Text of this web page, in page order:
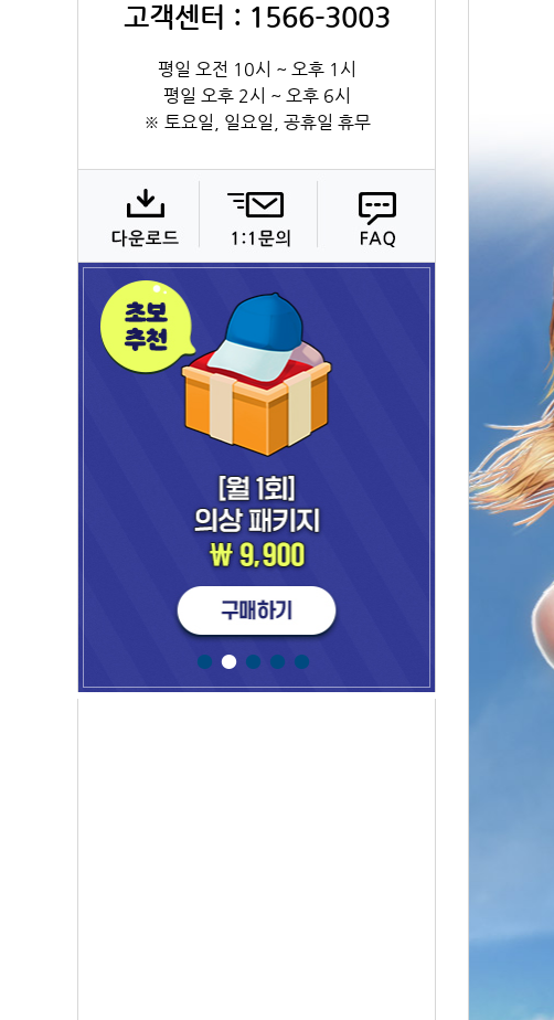
고객센터 : 1566-3003
평일 오전 10시 ~ 오후 1시
평일 오후 2시 ~ 오후 6시
※ 토요일, 일요일, 공휴일 휴무